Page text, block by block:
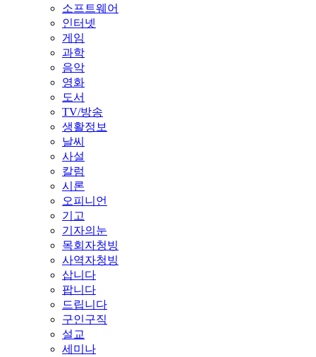
소프트웨어
인터넷
게임
과학
음악
영화
도서
TV/방송
생활정보
날씨
사설
칼럼
시론
오피니언
기고
기자의눈
목회자청빙
사역자청빙
삽니다
팝니다
드립니다
구인구직
설교
세미나